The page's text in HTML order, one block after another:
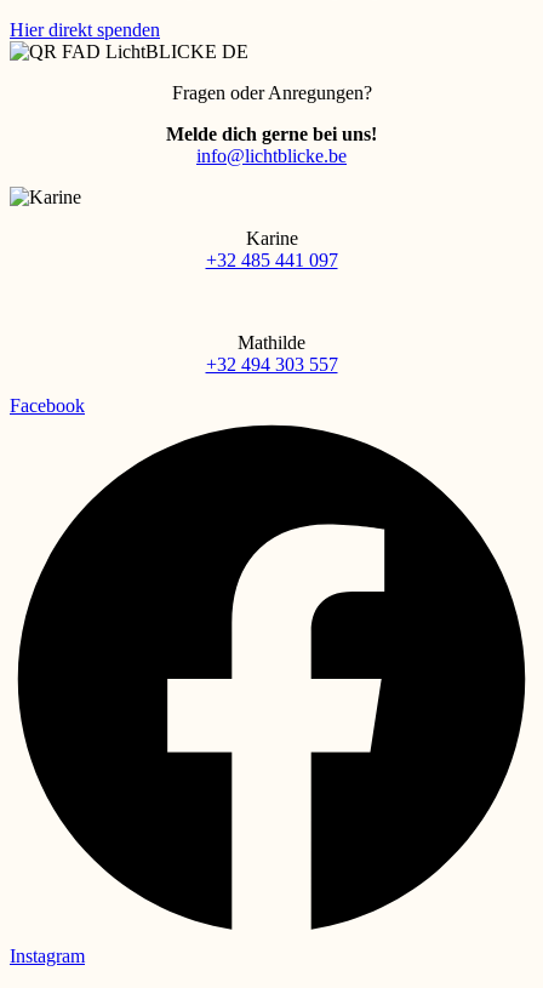
Hier direkt spenden
Fragen oder Anregungen?
Melde dich gerne bei uns!
info@lichtblicke.be
Karine
+32 485 441 097
Mathilde
+32 494 303 557
Facebook
Instagram